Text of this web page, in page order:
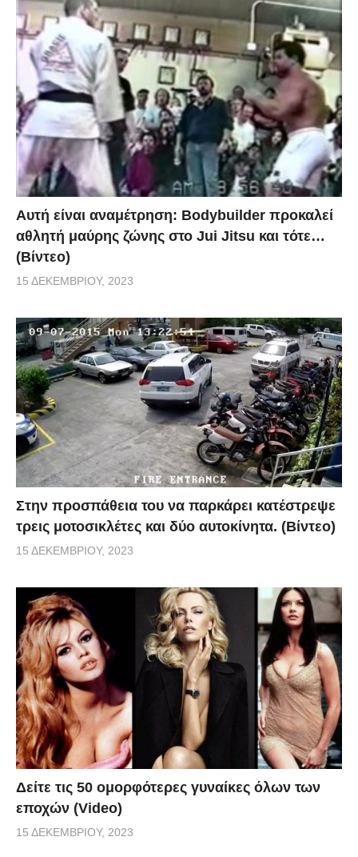
Αυτή είναι αναμέτρηση: Bodybuilder προκαλεί
αθλητή μαύρης ζώνης στο Jui Jitsu και τότε…
(Βίντεο)
15 ΔΕΚΕΜΒΡΊΟΥ, 2023
Στην προσπάθεια του να παρκάρει κατέστρεψε
τρεις μοτοσικλέτες και δύο αυτοκίνητα. (Βίντεο)
15 ΔΕΚΕΜΒΡΊΟΥ, 2023
Δείτε τις 50 ομορφότερες γυναίκες όλων των
εποχών (Video)
15 ΔΕΚΕΜΒΡΊΟΥ, 2023